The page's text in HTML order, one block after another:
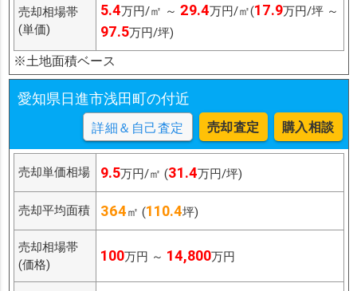
売却相場帯
(単価)
5.4万円/㎡ ～ 29.4万円/㎡(17.9万円/坪 ～
97.5万円/坪)
※土地面積ベース
愛知県日進市浅田町の付近
詳細＆自己査定 売却査定 購入相談
売却単価相場 9.5万円/㎡ (31.4万円/坪)
売却平均面積 364㎡ (110.4坪)
売却相場帯
(価格)
100万円 ～ 14,800万円